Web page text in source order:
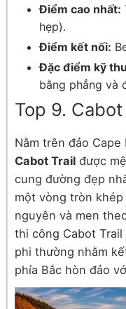
Điểm cao nhất:
hẹp).
Điểm kết nối:
Đặc điểm kỹ
bằng phẳng và
Top 9.
Nằm trên đảo
Cabot Trail được
cung đường đẹp
một vòng tròn
nguyên và men
thi công Cabot
phi thường nhằm
phía Bắc hòn đảo